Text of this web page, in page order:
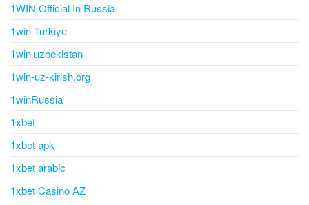
1WIN Official In Russia
1win Turkiye
1win uzbekistan
1win-uz-kirish.org
1winRussia
1xbet
1xbet apk
1xbet arabic
1xbet Casino AZ